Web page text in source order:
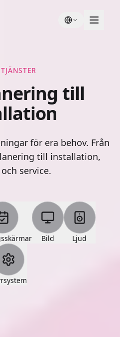
till
för era behov. Från
till installation,
service.
Bild Ljud